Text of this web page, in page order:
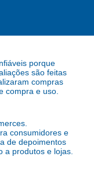
porque
são feitas
compras
compra e uso.
consumidores e
de depoimentos
a produtos e lojas.